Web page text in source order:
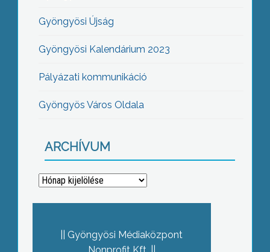
Gyöngyösi Újság
Gyöngyösi Kalendárium 2023
Pályázati kommunikáció
Gyöngyös Város Oldala
ARCHÍVUM
Archívum
Gyöngyösi Médiaközpont